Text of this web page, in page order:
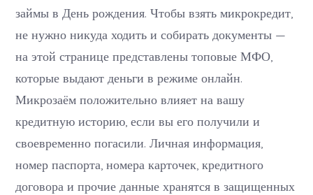
займы в День рождения. Чтобы взять микрокредит,
не нужно никуда ходить и собирать документы —
на этой странице представлены топовые МФО,
которые выдают деньги в режиме онлайн.
Микрозаём положительно влияет на вашу
кредитную историю, если вы его получили и
своевременно погасили. Личная информация,
номер паспорта, номера карточек, кредитного
договора и прочие данные хранятся в защищенных